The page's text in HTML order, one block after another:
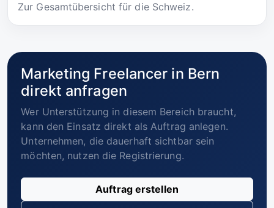
Zur Gesamtübersicht für die Schweiz.
Marketing Freelancer in Bern
direkt anfragen
Wer Unterstützung in diesem Bereich braucht,
kann den Einsatz direkt als Auftrag anlegen.
Unternehmen, die dauerhaft sichtbar sein
möchten, nutzen die Registrierung.
Auftrag erstellen